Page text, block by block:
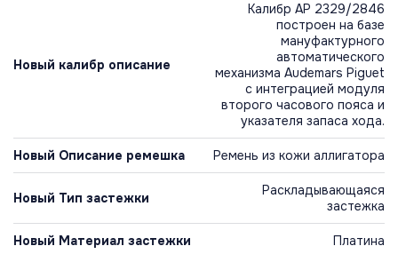
Новый калибр описание
Калибр AP 2329/2846
построен на базе
мануфактурного
автоматического
механизма Audemars Piguet
с интеграцией модуля
второго часового пояса и
указателя запаса хода.
Новый Описание ремешка Ремень из кожи аллигатора
Новый Тип застежки
Раскладывающаяся
застежка
Новый Материал застежки Платина